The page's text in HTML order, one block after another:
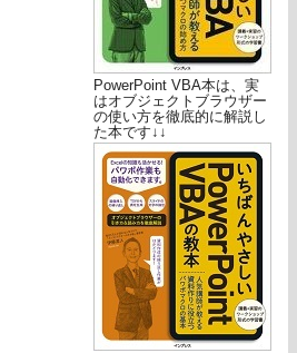
PowerPoint VBA本は、実
はオブジェクトブラウザー
の使い方を徹底的に解説し
た本です↓↓